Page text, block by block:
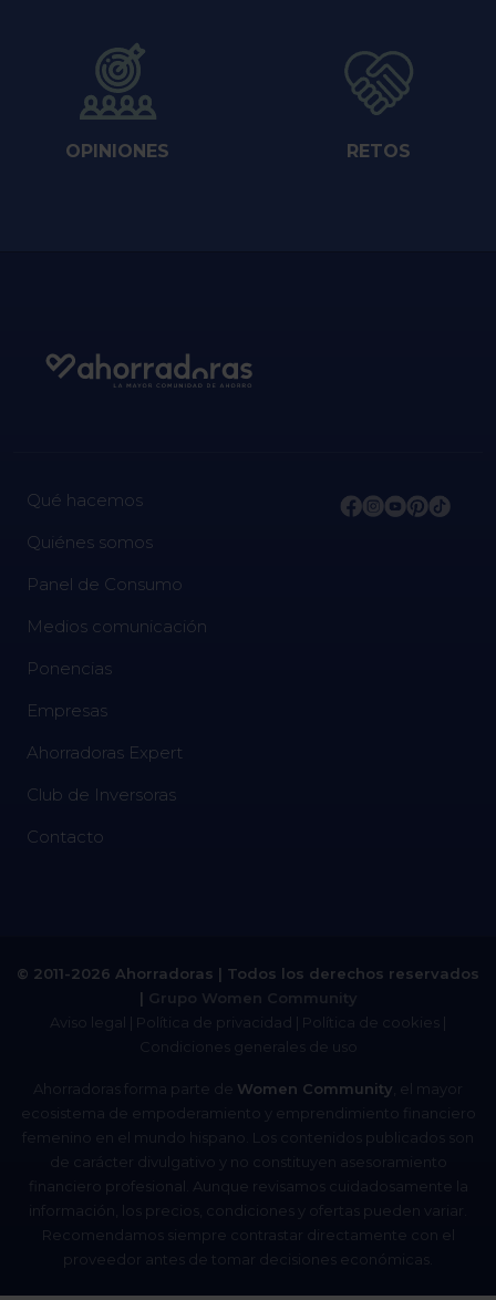
OPINIONES RETOS
Qué hacemos
Quiénes somos
Panel de Consumo
Medios comunicación
Ponencias
Empresas
Ahorradoras Expert
Club de Inversoras
Contacto
© 2011-2026 Ahorradoras | Todos los derechos reservados
| Grupo Women Community
Aviso legal
Política de privacidad Política de cookies
Condiciones generales de uso
Ahorradoras forma parte de Women Community , el mayor
ecosistema de empoderamiento y emprendimiento financiero
femenino en el mundo hispano. Los contenidos publicados son
de carácter divulgativo y no constituyen asesoramiento
financiero profesional. Aunque revisamos cuidadosamente la
información, los precios, condiciones y ofertas pueden variar.
Recomendamos siempre contrastar directamente con el
proveedor antes de tomar decisiones económicas.